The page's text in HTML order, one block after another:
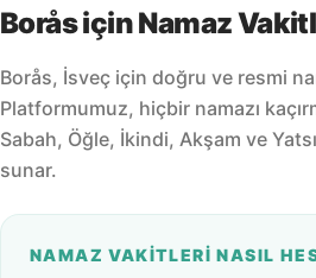
Borås için Namaz
Borås, İsveç için doğru ve resmi
Platformumuz, hiçbir namazı
Sabah, Öğle, İkindi, Akşam ve
sunar.
NAMAZ VAKITLERI NASIL